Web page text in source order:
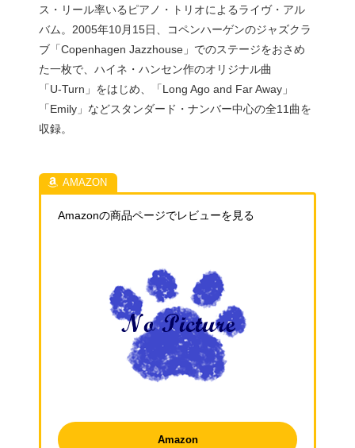
ス・リール率いるピアノ・トリオによるライヴ・アル
バム。2005年10月15日、コペンハーゲンのジャズクラ
ブ「Copenhagen Jazzhouse」でのステージをおさめ
た一枚で、ハイネ・ハンセン作のオリジナル曲
「U‑Turn」をはじめ、「Long Ago and Far Away」
「Emily」などスタンダード・ナンバー中心の全11曲を
収録。
Amazonの商品ページでレビューを見る
Amazon